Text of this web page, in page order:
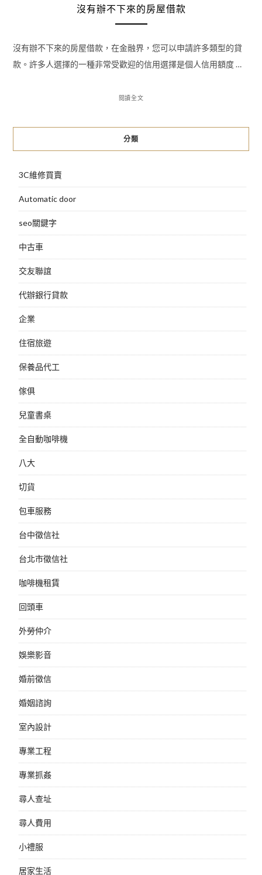
沒有辦不下來的房屋借款
沒有辦不下來的房屋借款，在金融界，您可以申請許多類型的貸
款。許多人選擇的一種非常受歡迎的信用選擇是個人信用額度 …
閱讀全文
分類
3C維修買賣
Automatic door
seo關鍵字
中古車
交友聯誼
代辦銀行貸款
企業
住宿旅遊
保養品代工
傢俱
兒童書桌
全自動咖啡機
八大
切貨
包車服務
台中徵信社
台北市徵信社
咖啡機租賃
回頭車
外勞仲介
娛樂影音
婚前徵信
婚姻諮詢
室內設計
專業工程
專業抓姦
尋人查址
尋人費用
小禮服
居家生活